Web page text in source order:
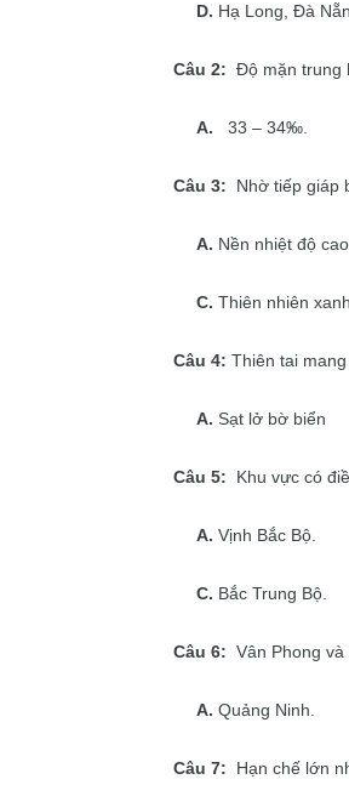
D. Hạ Long, Đà
Câu 2: Độ mặn trung
A. 33 – 34‰.
Câu 3: Nhờ tiếp giáp
A. Nền nhiệt độ
C. Thiên nhiên
Câu 4: Thiên tai
A. Sạt lở bờ biển
Câu 5: Khu vực có
A. Vịnh Bắc Bộ.
C. Bắc Trung Bộ.
Câu 6: Vân Phong
A. Quảng Ninh.
Câu 7: Hạn chế lớn